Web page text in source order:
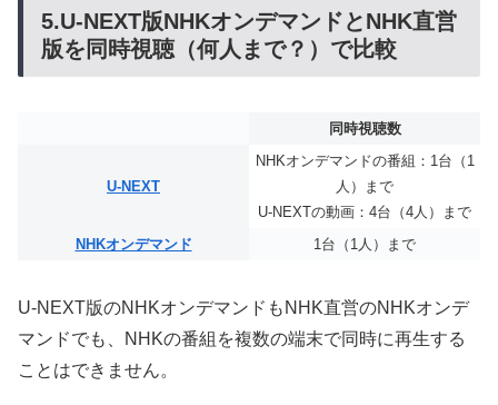
5.U-NEXT版NHKオンデマンドとNHK直営
版を同時視聴（何人まで？）で比較
同時視聴数
U-NEXT
NHKオンデマンドの番組：1台（1
人）まで
U-NEXTの動画：4台（4人）まで
NHKオンデマンド
1台（1人）まで
U-NEXT版のNHKオンデマンドもNHK直営のNHKオンデ
マンドでも、NHKの番組を複数の端末で同時に再生する
ことはできません。